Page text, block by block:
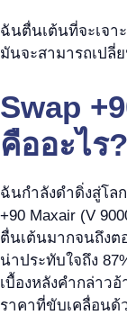
ฉันตื่นเต้นที่จะเจา
มันจะสามารถเปลี่
Swap
คืออะไร?
ฉันกำลังดำดิ่งสู่โล
+90 Maxair (V
ตื่นเต้นมากจนถึงต
น่าประทับใจถึง
เบื้องหลังคำกล่าว
ราคาที่ขับเคลื่อนด้